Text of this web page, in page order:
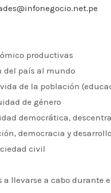
productivas
del país al mundo
de la población
de género
democrática,
democracia y desarrollo
civil
llevarse a cabo durante el